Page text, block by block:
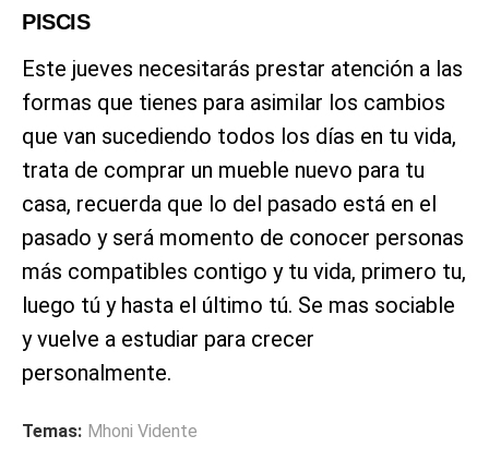
PISCIS
Este jueves necesitarás prestar atención a las
formas que tienes para asimilar los cambios
que van sucediendo todos los días en tu vida,
trata de comprar un mueble nuevo para tu
casa, recuerda que lo del pasado está en el
pasado y será momento de conocer personas
más compatibles contigo y tu vida, primero tu,
luego tú y hasta el último tú. Se mas sociable
y vuelve a estudiar para crecer
personalmente.
Temas: Mhoni Vidente